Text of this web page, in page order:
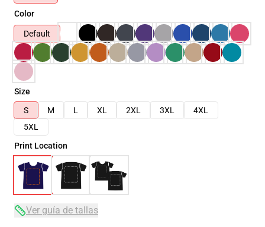
Color
Default
Size
S
M L XL 2XL 3XL
4XL
5XL
Print Location
Ver guía de tallas